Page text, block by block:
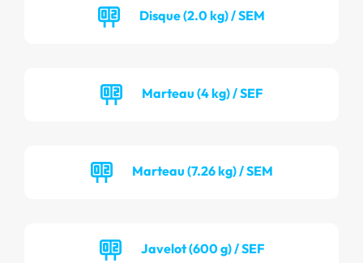
Disque (2.0 kg) / SEM
Marteau (4 kg) / SEF
Marteau (7.26 kg) / SEM
Javelot (600 g) / SEF